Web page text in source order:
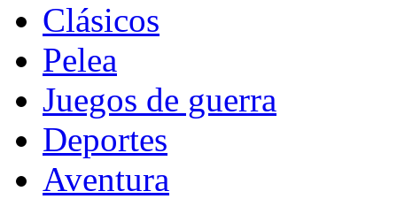
Clásicos
Pelea
Juegos de guerra
Deportes
Aventura